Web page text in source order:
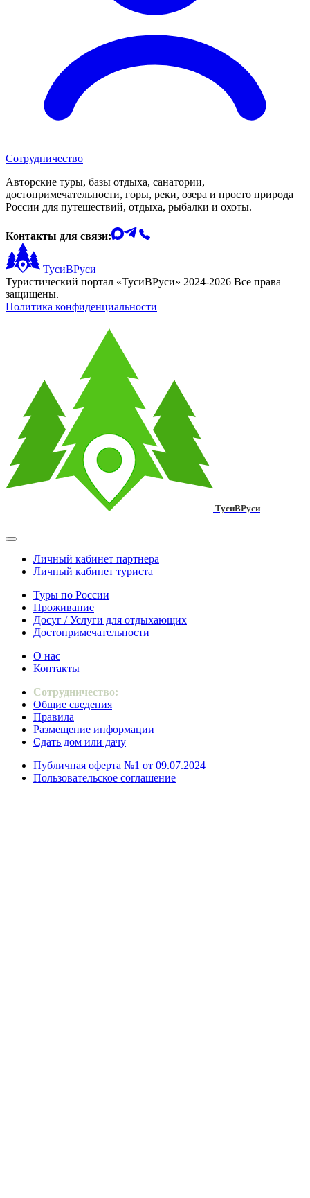
Сотрудничество
Авторские туры, базы отдыха, санатории,
достопримечательности, горы, реки, озера и просто природа
России для путешествий, отдыха, рыбалки и охоты.
Контакты для связи:
ТусиВРуси
Туристический портал «ТусиВРуси» 2024-2026 Все права
защищены.
Политика конфиденциальности
ТусиВРуси
Личный кабинет партнера
Личный кабинет туриста
Туры по России
Проживание
Досуг / Услуги для отдыхающих
Достопримечательности
О нас
Контакты
Сотрудничество:
Общие сведения
Правила
Размещение информации
Сдать дом или дачу
Публичная оферта №1 от 09.07.2024
Пользовательское соглашение